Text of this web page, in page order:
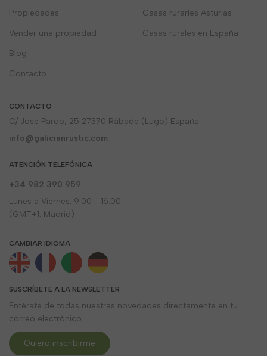
Propiedades
Vender una propiedad
Blog
Contacto
Casas rurarles Asturias
Casas rurales en España
CONTACTO
C/ Jose Pardo, 25 27370 Rábade (Lugo) España
info@galicianrustic.com
ATENCIÓN TELEFÓNICA
+34 982 390 959
Lunes a Viernes: 9.00 - 16.00
(GMT+1: Madrid)
CAMBIAR IDIOMA
SUSCRÍBETE A LA NEWSLETTER
Entérate de todas nuestras novedades directamente en tu
correo electrónico.
Quiero inscribirme